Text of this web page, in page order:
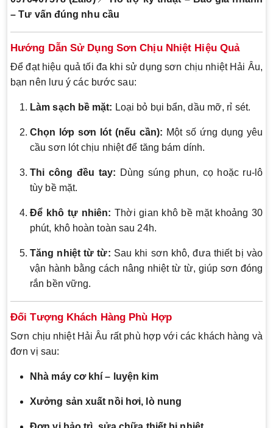
– Tư vấn đúng nhu cầu
Hướng Dẫn Sử Dụng Sơn Chịu Nhiệt Hiệu Quả
Để đạt hiệu quả tối đa khi sử dụng sơn chịu nhiệt Hải Âu,
bạn nên lưu ý các bước sau:
Làm sạch bề mặt: Loại bỏ bụi bẩn, dầu mỡ, rỉ sét.
Chọn lớp sơn lót (nếu cần): Một số ứng dụng yêu
cầu sơn lót chịu nhiệt để tăng bám dính.
Thi công đều tay: Dùng súng phun, cọ hoặc ru-lô
tùy bề mặt.
Để khô tự nhiên: Thời gian khô bề mặt khoảng 30
phút, khô hoàn toàn sau 24h.
Tăng nhiệt từ từ: Sau khi sơn khô, đưa thiết bị vào
vận hành bằng cách nâng nhiệt từ từ, giúp sơn đóng
rắn bền vững.
Đối Tượng Khách Hàng Phù Hợp
Sơn chịu nhiệt Hải Âu rất phù hợp với các khách hàng và
đơn vị sau:
Nhà máy cơ khí – luyện kim
Xưởng sản xuất nồi hơi, lò nung